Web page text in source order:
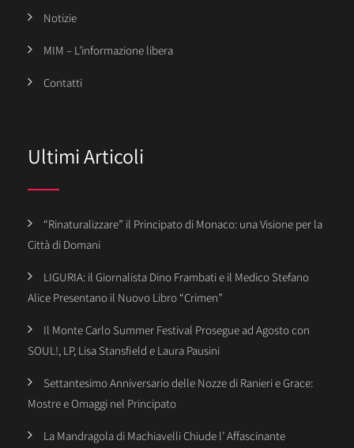
Notizie
MIM – L’informazione libera
Contatti
Ultimi Articoli
“Rinaturalizzare” il Principato di Monaco: una Visione per la
Città di Domani
LIGURIA: il Giornalista Dino Frambati e il Medico Stefano
Alice Presentano il Nuovo Libro “Crimen”
Il Monte Carlo Summer Festival Prosegue ad Agosto con
SOUL!, LP, Lisa Stansfield e Laura Pausini
Settantesimo Anniversario delle Nozze di Ranieri e Grace:
Mostre e Omaggi nel Principato
La Mandragola di Machiavelli Chiude l’ Affascinante